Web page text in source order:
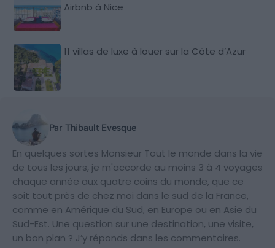
Airbnb à Nice
11 villas de luxe à louer sur la Côte d’Azur
Par Thibault Evesque
En quelques sortes Monsieur Tout le monde dans la vie
de tous les jours, je m'accorde au moins 3 à 4 voyages
chaque année aux quatre coins du monde, que ce
soit tout près de chez moi dans le sud de la France,
comme en Amérique du Sud, en Europe ou en Asie du
Sud-Est. Une question sur une destination, une visite,
un bon plan ? J’y réponds dans les commentaires.